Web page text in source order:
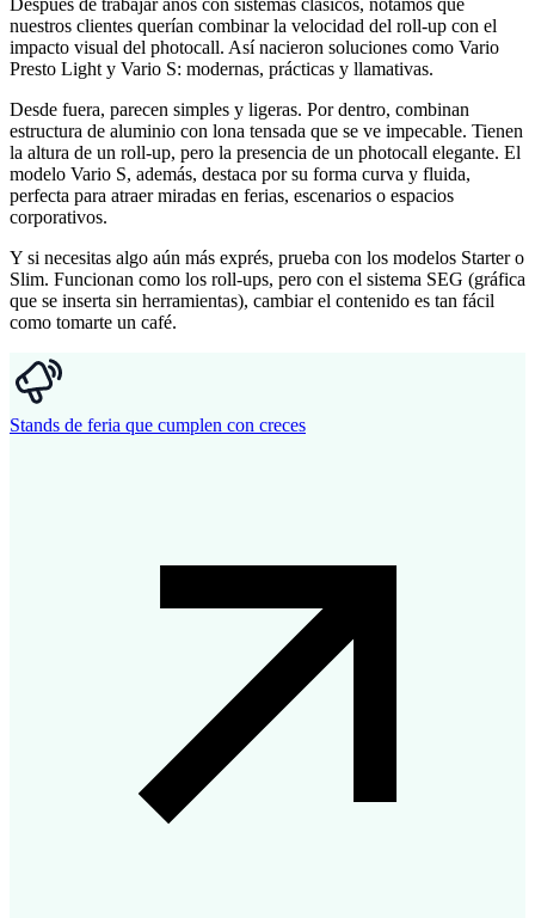
nuestros clientes querían combinar la velocidad del roll-up con el
impacto visual del photocall. Así nacieron soluciones como Vario
Presto Light y Vario S: modernas, prácticas y llamativas.
Desde fuera, parecen simples y ligeras. Por dentro, combinan
estructura de aluminio con lona tensada que se ve impecable. Tienen
la altura de un roll-up, pero la presencia de un photocall elegante. El
modelo Vario S, además, destaca por su forma curva y fluida,
perfecta para atraer miradas en ferias, escenarios o espacios
corporativos.
Y si necesitas algo aún más exprés, prueba con los modelos Starter o
Slim. Funcionan como los roll-ups, pero con el sistema SEG (gráfica
que se inserta sin herramientas), cambiar el contenido es tan fácil
como tomarte un café.
Stands de feria que cumplen con creces